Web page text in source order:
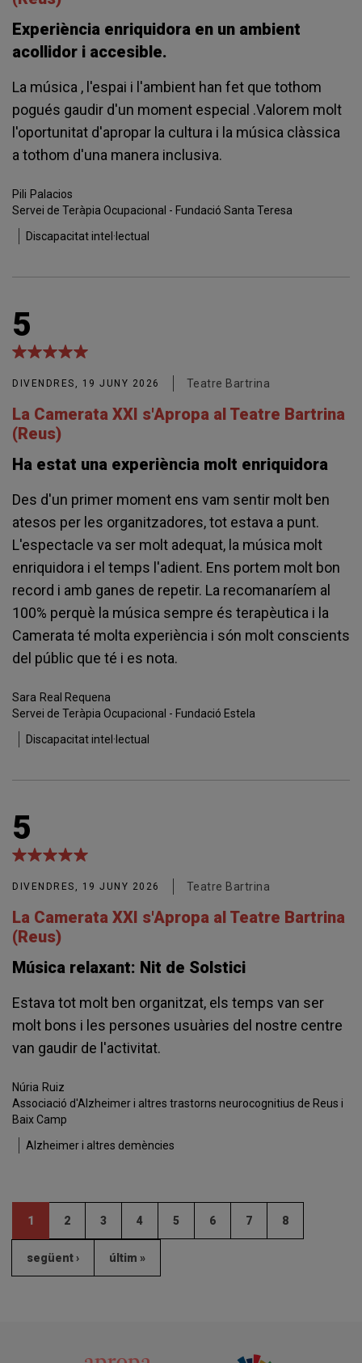
Experiència enriquidora en un ambient
acollidor i accesible.
La música , l'espai i l'ambient han fet que tothom
pogués gaudir d'un moment especial .Valorem molt
l'oportunitat d'apropar la cultura i la música clàssica
a tothom d'una manera inclusiva.
Pili Palacios
Servei de Teràpia Ocupacional - Fundació Santa Teresa
Discapacitat intel·lectual
5
DIVENDRES, 19 JUNY 2026 Teatre Bartrina
La Camerata XXI s'Apropa al Teatre Bartrina
(Reus)
Ha estat una experiència molt enriquidora
Des d'un primer moment ens vam sentir molt ben
atesos per les organitzadores, tot estava a punt.
L'espectacle va ser molt adequat, la música molt
enriquidora i el temps l'adient. Ens portem molt bon
record i amb ganes de repetir. La recomanaríem al
100% perquè la música sempre és terapèutica i la
Camerata té molta experiència i són molt conscients
del públic que té i es nota.
Sara Real Requena
Servei de Teràpia Ocupacional - Fundació Estela
Discapacitat intel·lectual
5
DIVENDRES, 19 JUNY 2026 Teatre Bartrina
La Camerata XXI s'Apropa al Teatre Bartrina
(Reus)
Música relaxant: Nit de Solstici
Estava tot molt ben organitzat, els temps van ser
molt bons i les persones usuàries del nostre centre
van gaudir de l'activitat.
Núria Ruiz
Associació d'Alzheimer i altres trastorns neurocognitius de Reus i
Baix Camp
Alzheimer i altres demències
1 2 3 4 5 6 7 8
següent › últim »